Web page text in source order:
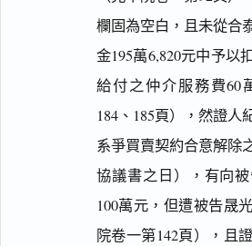
欄固為空白，且未從合
金195萬6,820元中予以
給付之仲介服務費60
184、185頁），然證
系爭買賣契約合意解除
協議書之日），有向
100萬元，但遭被告晟
院卷一第142頁），且